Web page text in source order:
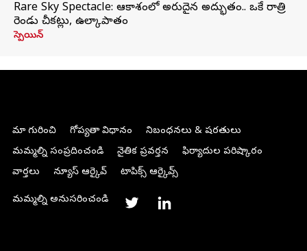
Rare Sky Spectacle: ఆకాశంలో అరుదైన అద్భుతం.. ఒకే రాత్రి
రెండు చీకట్లు, ఉల్కాపాతం
స్పెయిన్
మా గురించి గోప్యతా విధానం
నిబంధనలు & షరతులు
మమ్మల్ని సంప్రదించండి
నైతిక ప్రవర్తన
ఫిర్యాదుల పరిష్కారం
వార్తలు
న్యూస్ ఆర్కైవ్ టాపిక్స్ ఆర్కైవ్స్
మమ్మల్ని అనుసరించండి